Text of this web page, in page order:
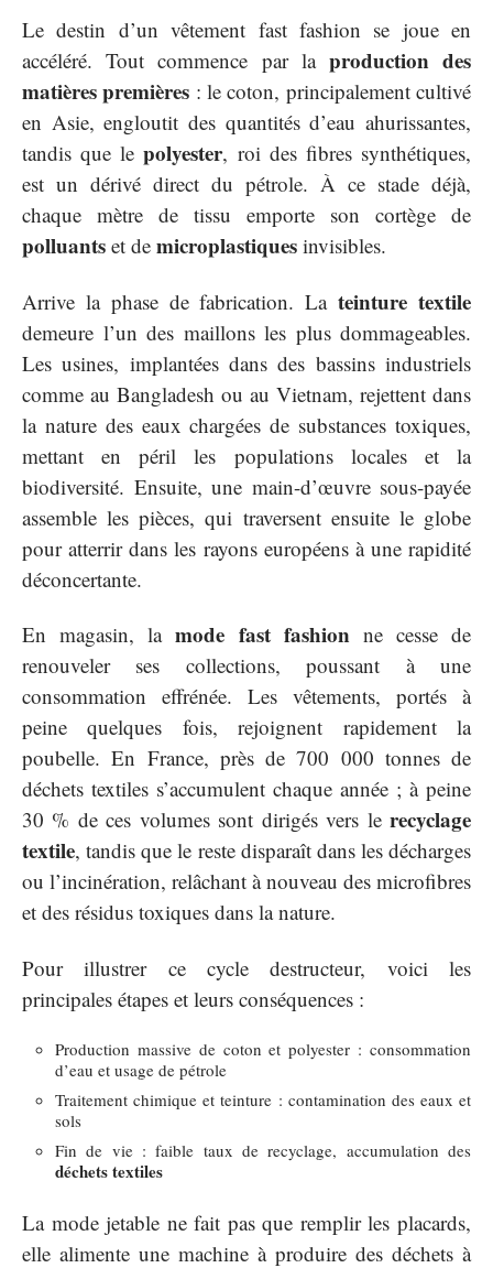
Le destin d’un vêtement fast fashion se joue en
accéléré. Tout commence par la production des
matières premières : le coton, principalement cultivé
en Asie, engloutit des quantités d’eau ahurissantes,
tandis que lepolyester, roi des fibres synthétiques,
est un dérivé direct du pétrole. À ce stade déjà,
chaque mètre de tissu emporte son cortège de
polluants et de microplastiques invisibles.
Arrive la phase de fabrication. Lateinture textile
demeure l’un des maillons les plus dommageables.
Les usines, implantées dans des bassins industriels
comme au Bangladesh ou au Vietnam, rejettent dans
la nature des eaux chargées de substances toxiques,
mettant en péril les populations locales et la
biodiversité. Ensuite, une main-d’œuvre sous-payée
assemble les pièces, qui traversent ensuite le globe
pour atterrir dans les rayons européens à une rapidité
déconcertante.
En magasin, lamode fast fashionne cesse de
renouveler ses collections, poussant à une
consommation effrénée. Les vêtements, portés à
peine quelques fois, rejoignent rapidement la
poubelle. En France, près de 700 000 tonnes de
déchets textiles s’accumulent chaque année ; à peine
30 % de ces volumes sont dirigés vers le recyclage
textile, tandis que le reste disparaît dans les décharges
ou l’incinération, relâchant à nouveau des microfibres
et des résidus toxiques dans la nature.
Pour illustrer ce cycle destructeur, voici les
principales étapes et leurs conséquences :
Production massive de coton et polyester : consommation
d’eau et usage de pétrole
Traitement chimique et teinture : contamination des eaux et
sols
Fin de vie : faible taux de recyclage, accumulation des
déchets textiles
La mode jetable ne fait pas que remplir les placards,
elle alimente une machine à produire des déchets à